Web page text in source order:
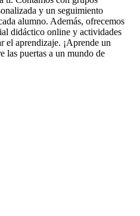
y un seguimiento
alumno. Además, ofrecemos
didáctico online y actividades
el aprendizaje. ¡Aprende un
las puertas a un mundo de